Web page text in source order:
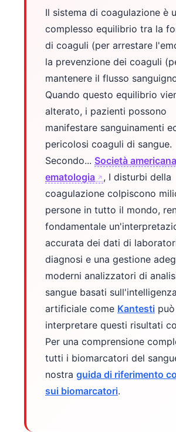
Il sistema di coagulazione è
complesso equilibrio tra la
di coaguli (per arrestare
la prevenzione dei coaguli
mantenere il flusso
Quando questo equilibrio
alterato, i pazienti possono
manifestare sanguinamenti
pericolosi coaguli di sangue.
Secondo... Società
ematologia
, I disturbi della
coagulazione colpiscono
persone in tutto il mondo,
fondamentale
accurata dei dati di
diagnosi e una gestione
moderni analizzatori di
sangue basati sull'intelligenza
artificiale come Kantesti
interpretare questi risultati
Per una comprensione
tutti i biomarcatori del
nostra guida di riferimento
sui biomarcatori.